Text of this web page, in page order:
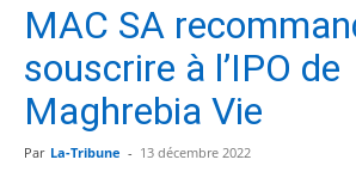
MAC SA
souscrire à l’IPO de
Maghrebia Vie
Par La-Tribune - 13 décembre 2022